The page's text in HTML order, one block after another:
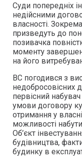
Суди попередніх
недійсними
власності.
призведуть до
позивачка
моменту
на його
ВС погодився з
недобросовісних
первісний
умови договору
отримання у
можливості
Об’єкт
будівництва,
будинку в